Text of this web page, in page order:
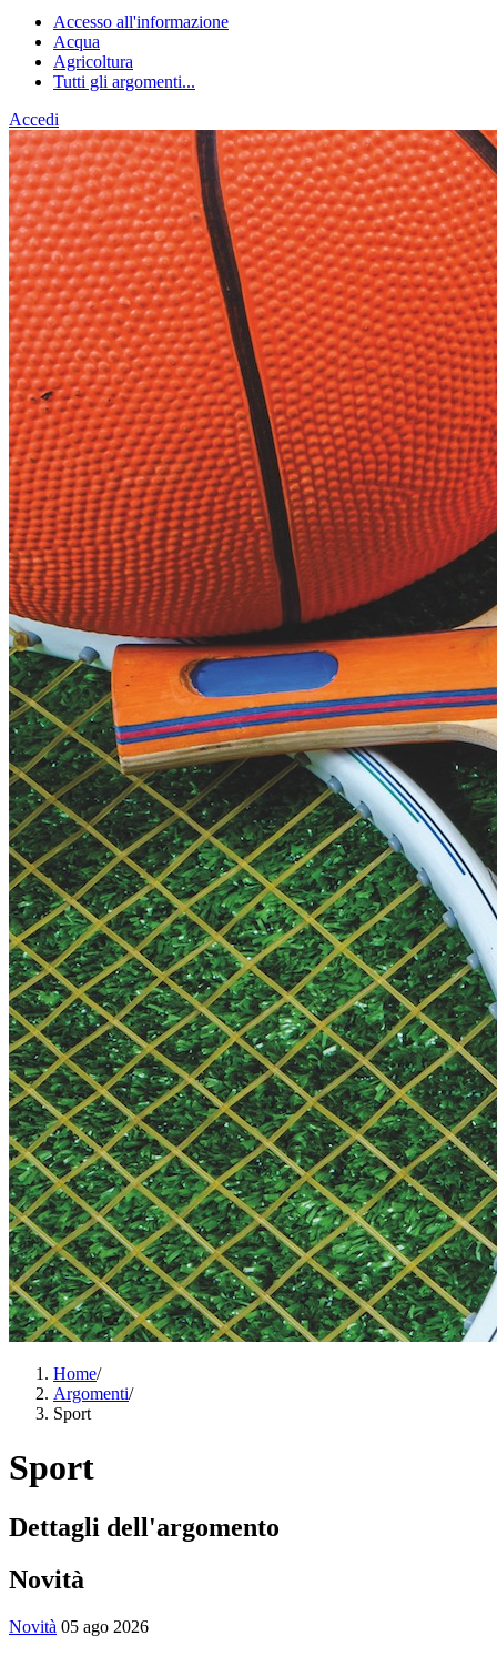
Accesso all'informazione
Acqua
Agricoltura
Tutti gli argomenti...
Accedi
Home/
Argomenti/
Sport
Sport
Dettagli dell'argomento
Novità
Novità 05 ago 2026